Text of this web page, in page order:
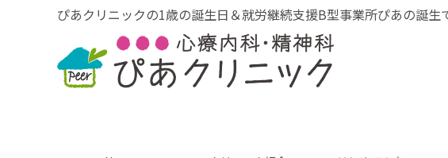
ぴあクリニックの1歳の誕生日＆就労継続支援B型事業所ぴあの誕生